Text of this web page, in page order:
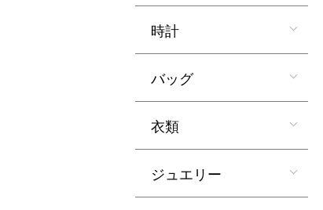
時計
バッグ
衣類
ジュエリー